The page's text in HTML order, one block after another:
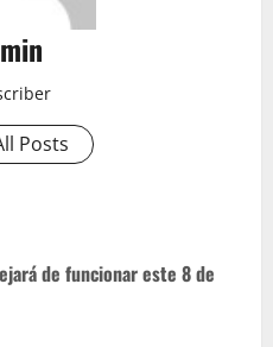
Posts
de funcionar este 8 de